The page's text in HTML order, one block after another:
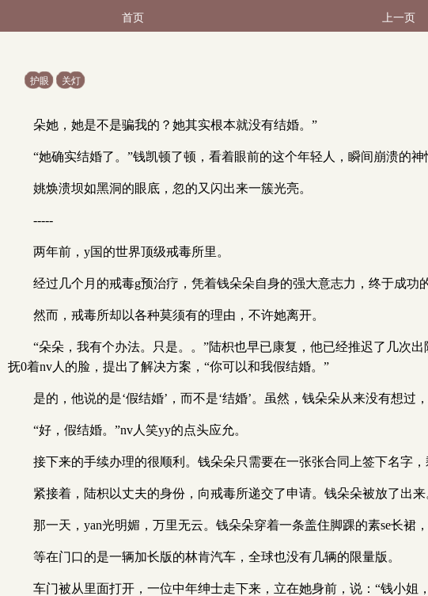
首页 上一页
护眼 关灯
朵她，她是不是骗我的？她其实根本就没有结婚。”
“她确实结婚了。”钱凯顿了顿，看着眼前的这个年轻人，瞬间崩溃的
姚焕溃坝如黑洞的眼底，忽的又闪出来一簇光亮。
-----
两年前，y国的世界顶级戒毒所里。
经过几个月的戒毒g预治疗，凭着钱朵朵自身的强大意志力，终于成功
然而，戒毒所却以各种莫须有的理由，不许她离开。
“朵朵，我有个办法。只是。。”陆枳也早已康复，他已经推迟了几次
抚0着nv人的脸，提出了解决方案，“你可以和我假结婚。”
是的，他说的是‘假结婚’，而不是‘结婚’。虽然，钱朵朵从来没有想
“好，假结婚。”nv人笑yy的点头应允。
接下来的手续办理的很顺利。钱朵朵只需要在一张张合同上签下名字
紧接着，陆枳以丈夫的身份，向戒毒所递交了申请。钱朵朵被放了出来
那一天，yan光明媚，万里无云。钱朵朵穿着一条盖住脚踝的素se长裙
等在门口的是一辆加长版的林肯汽车，全球也没有几辆的限量版。
车门被从里面打开，一位中年绅士走下来，立在她身前，说：“钱小姐